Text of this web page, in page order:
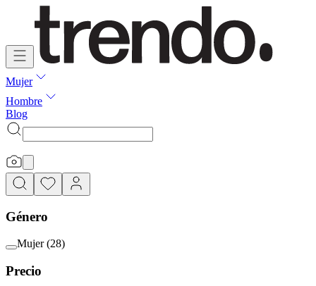
Mujer
Hombre
Blog
Género
Mujer (28)
Precio